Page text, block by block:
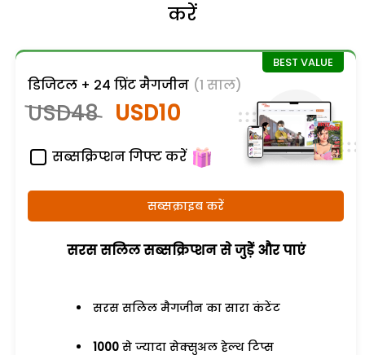
करें
डिजिटल + 24 प्रिंट मैगजीन (1 साल)
USD48 USD10
सब्सक्रिप्शन गिफ्ट करें
सब्सक्राइब करें
सरस सलिल सब्सक्रिप्शन से जुड़ेें और पाएं
सरस सलिल मैगजीन का सारा कंटेंट
1000 से ज्यादा सेक्सुअल हेल्थ टिप्स